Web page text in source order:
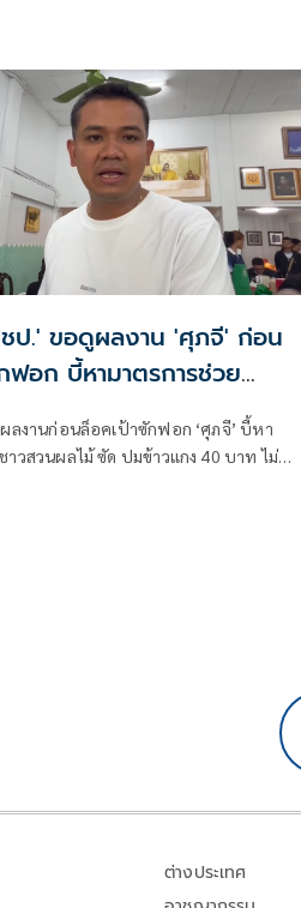
ป.' ขอดูผลงาน 'ศุภจี' ก่อน
ฟอก บี้หามาตรการช่วย
เก็บเกี่ยว
ลงานก่อนล็อคเป้าซักฟอก ‘ศุภจี’ บี้หา
าวสวนผลไม้ ซัด ปมข้าวแกง 40 บาท ไม่
ต่างประเทศ